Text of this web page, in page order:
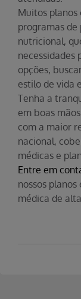
Muitos planos
programas
nutricional,
necessidades
opções,
estilo de vida
Tenha a
em boas
com a maior
nacional,
médicas e
Entre em
nossos
médica de